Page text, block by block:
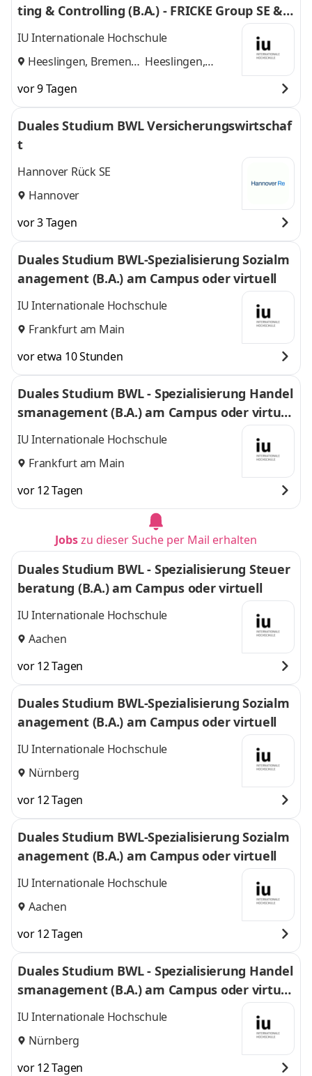
ting & Controlling (B.A.) - FRICKE Group SE & C
o. KG
IU Internationale Hochschule
Heeslingen, Bremen
Heeslingen,
vor 9 Tagen
Duales Studium BWL Versicherungswirtschaf
t
Hannover Rück SE
Hannover
vor 3 Tagen
Duales Studium BWL-Spezialisierung Sozialm
anagement (B.A.) am Campus oder virtuell
IU Internationale Hochschule
Frankfurt am Main
vor etwa 10 Stunden
Duales Studium BWL - Spezialisierung Handel
smanagement (B.A.) am Campus oder virtuel
l
IU Internationale Hochschule
Frankfurt am Main
vor 12 Tagen
Jobszu dieser Suche per Mail erhalten
Duales Studium BWL - Spezialisierung Steuer
beratung (B.A.) am Campus oder virtuell
IU Internationale Hochschule
Aachen
vor 12 Tagen
Duales Studium BWL-Spezialisierung Sozialm
anagement (B.A.) am Campus oder virtuell
IU Internationale Hochschule
Nürnberg
vor 12 Tagen
Duales Studium BWL-Spezialisierung Sozialm
anagement (B.A.) am Campus oder virtuell
IU Internationale Hochschule
Aachen
vor 12 Tagen
Duales Studium BWL - Spezialisierung Handel
smanagement (B.A.) am Campus oder virtuel
l
IU Internationale Hochschule
Nürnberg
vor 12 Tagen